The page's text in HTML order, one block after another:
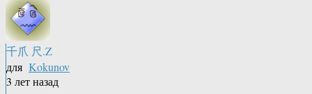
千爪 尺.Z
для Kokunov
3 лет назад